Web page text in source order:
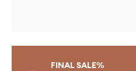
FINAL SALE%